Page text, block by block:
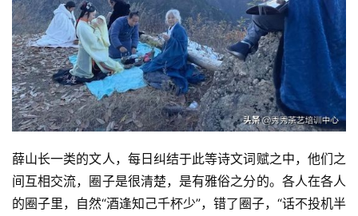
薛山长一类的文人，每日纠结于此等诗文词赋之中，他们之
间互相交流，圈子是很清楚，是有雅俗之分的。各人在各人
的圈子里，自然“酒逢知己千杯少”，错了圈子，“话不投机半